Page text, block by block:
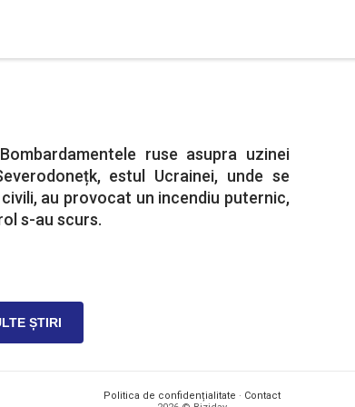
ruse asupra uzinei
estul Ucrainei, unde se
au provocat un incendiu puternic,
s-au scurs.
ȘTIRI
Politica de confidențialitate · Contact